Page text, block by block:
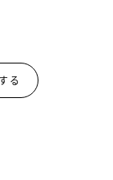
る